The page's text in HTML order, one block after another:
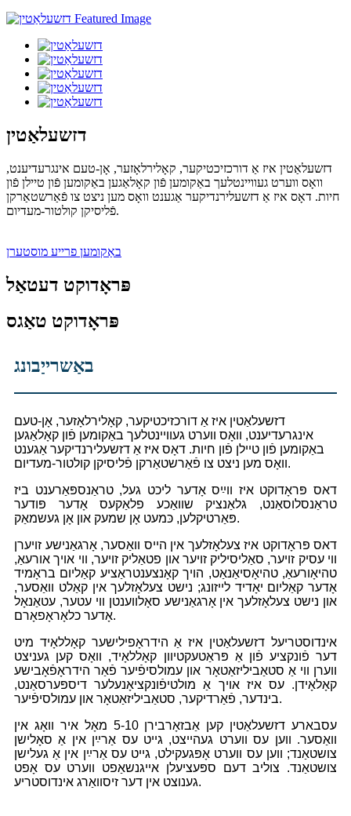
דזשעלאַטין
דזשעלאַטין איז אַ דורכזיכטיקער, קאָלירלאָזער, אָן-טעם אינגרעדיענט,
וואָס ווערט געוויינטלעך באַקומען פֿון קאָלאַגען באַקומען פֿון טיילן פֿון
חיות. דאָס איז אַ דזשעלירנדיקער אַגענט וואָס מען ניצט צו פֿאַרשטאַרקן
פֿליסיקן קולטור-מעדיום.
באַקומען פרייע מוסטערן
פּראָדוקט דעטאַל
פּראָדוקט טאַגס
באַשרייַבונג
דזשעלאַטין איז אַ דורכזיכטיקער, קאָלירלאָזער, אָן-טעם
אינגרעדיענט, וואָס ווערט געוויינטלעך באַקומען פֿון קאָלאַגען
באַקומען פֿון טיילן פֿון חיות. דאָס איז אַ דזשעלירנדיקער אַגענט
וואָס מען ניצט צו פֿאַרשטאַרקן פֿליסיקן קולטור-מעדיום.
דאס פּראָדוקט איז ווײַס אָדער ליכט געל, טראַנספּאַרענט ביז
טראַנסלוסאַנט, גלאַנציק שוואַכע פלאַקעס אָדער פּודער
פּאַרטיקלען, כּמעט אָן שמעק און אָן געשמאַק.
דאס פּראָדוקט איז צעלאָזלעך אין הייס וואַסער, אָרגאַנישע זויערן
ווי עסיק זויער, סאַליסיליק זויער און פטאַליק זויער, ווי אויך אורעאַ,
טהיאָורעאַ, טהיאָסיאַנאַט, הויך קאָנצענטראַציע קאַליום בראָמיד
אָדער קאַליום יאָדיד לייזונג; נישט צעלאָזלעך אין קאַלט וואַסער,
און נישט צעלאָזלעך אין אָרגאַנישע סאָלווענטן ווי עטער, עטאַנאָל
אָדער כלאָראָפאָרם.
אינדוסטריעל דזשעלאַטין איז אַ הידראָפילישער קאָללאָיד מיט
דער פֿונקציע פֿון אַ פּראַטעקטיוון קאָללאָיד, וואָס קען געניצט
ווערן ווי אַ סטאַביליזאַטאָר און עמולסיפֿיער פֿאַר הידראָפֿאָבישע
קאָלאָידן. עס איז אויך אַ מולטיפֿונקציאָנעלער דיספּערסאַנט,
בינדער, פֿאַרדיקער, סטאַביליזאַטאָר און עמולסיפֿיער.
עסבארע דזשעלאַטין קען אַבזאָרבירן 5-10 מאָל איר וואָג אין
וואַסער. ווען עס ווערט געהייצט, גייט עס אַרײַן אין אַ סאָלישן
צושטאַנד; ווען עס ווערט אָפּגעקילט, גייט עס אַרײַן אין אַ געלישן
צושטאַנד. צוליב דעם ספּעציעלן אייגנשאַפט ווערט עס אָפט
גענוצט אין דער זיסוואַרג אינדוסטריע.